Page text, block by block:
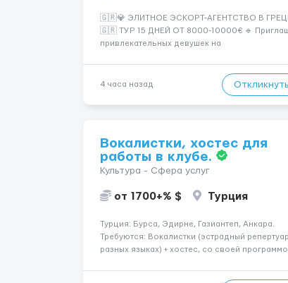
🇬🇷💎 ЭЛИТНОЕ ЭСКОРТ-АГЕНТСТВО В
🇬🇷 ТУР 15 ДНЕЙ ОТ 8000-10000€ 🔹
привлекательных девушек на
хорошие деньги 💶 — это предложение для
4 часа назад
Вокалистки, хостес для
работы в клубе.
Культура - Сфера услуг
от 1700+% $ Турция
Турция: Бурса, Эдирне, Газиантеп, Анкара.
Требуются: Вокалистки (эстрадный
разных языках) + хостеc, со своей